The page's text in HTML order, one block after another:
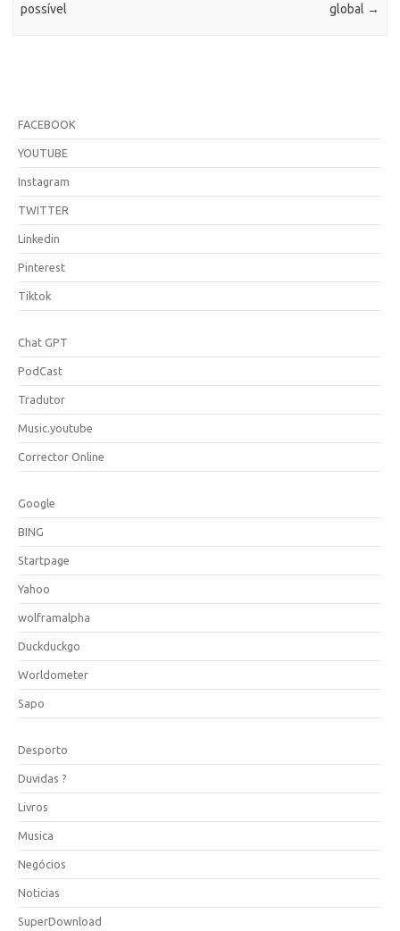
possível
global →
FACEBOOK
YOUTUBE
Instagram
TWITTER
Linkedin
Pinterest
Tiktok
Chat GPT
PodCast
Tradutor
Music.youtube
Corrector Online
Google
BING
Startpage
Yahoo
wolframalpha
Duckduckgo
Worldometer
Sapo
Desporto
Duvidas ?
Livros
Musica
Negócios
Noticias
SuperDownload